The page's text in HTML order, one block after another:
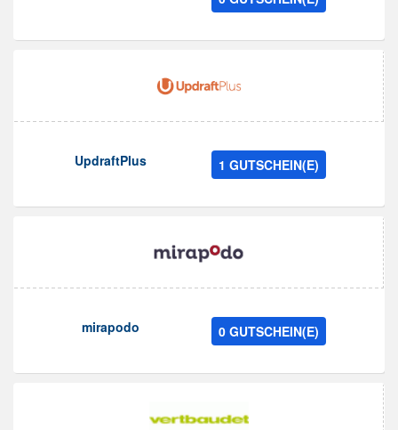
UpdraftPlus 1 GUTSCHEIN(E)
mirapodo 0 GUTSCHEIN(E)